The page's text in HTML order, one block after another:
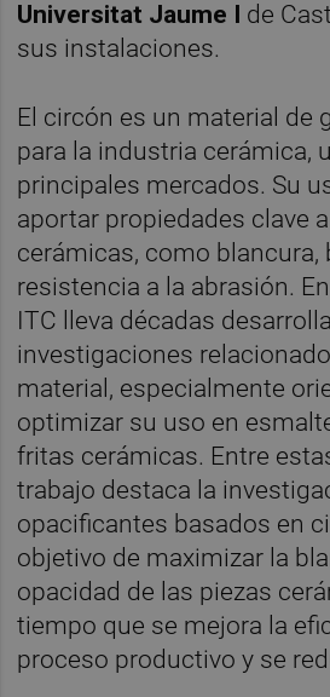
Universitat Jaume I de
sus instalaciones.
El circón es un material de
para la industria cerámica,
principales mercados. Su
aportar propiedades clave
cerámicas, como blancura,
resistencia a la abrasión.
ITC lleva décadas
investigaciones
material, especialmente
optimizar su uso en
fritas cerámicas. Entre
trabajo destaca la
opacificantes basados en
objetivo de maximizar la
opacidad de las piezas
tiempo que se mejora la
proceso productivo y se